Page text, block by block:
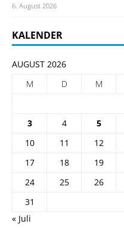
6. August 2026
KALENDER
AUGUST 2026
M
D M
3
4 5
10
11 12
17
18 19
24
25 26
31
« Juli